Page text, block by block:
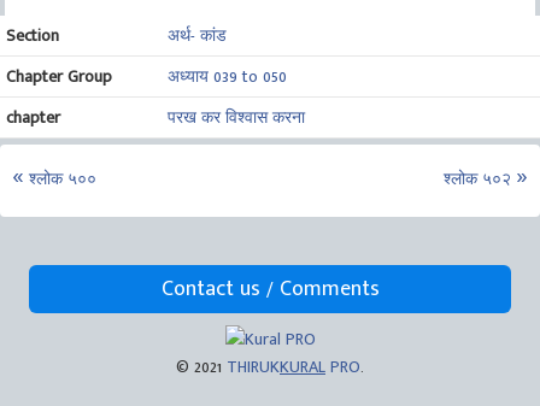
Section
अर्थ- कांड
Chapter Group
अध्याय 039 to 050
chapter
परख कर विश्वास करना
श्लोक ५०० श्लोक ५०२
Contact us / Comments
© 2021 THIRUKKURALPRO.